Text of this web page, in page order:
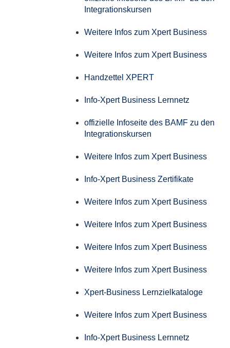
Integrationskursen
Weitere Infos zum Xpert Business
Weitere Infos zum Xpert Business
Handzettel XPERT
Info-Xpert Business Lernnetz
offizielle Infoseite des BAMF zu den
Integrationskursen
Weitere Infos zum Xpert Business
Info-Xpert Business Zertifikate
Weitere Infos zum Xpert Business
Weitere Infos zum Xpert Business
Weitere Infos zum Xpert Business
Weitere Infos zum Xpert Business
Xpert-Business Lernzielkataloge
Weitere Infos zum Xpert Business
Info-Xpert Business Lernnetz